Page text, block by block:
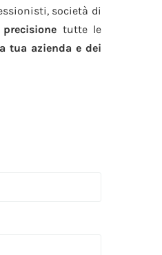
società di
tutte le
tua azienda e dei